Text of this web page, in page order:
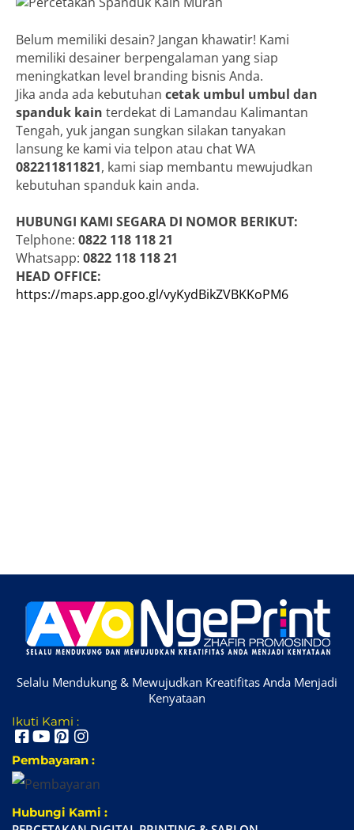
Belum memiliki desain? Jangan khawatir! Kami
memiliki desainer berpengalaman yang siap
meningkatkan level branding bisnis Anda.
Jika anda ada kebutuhan cetak umbul umbul dan
spanduk kain terdekat di Lamandau Kalimantan
Tengah, yuk jangan sungkan silakan tanyakan
lansung ke kami via telpon atau chat WA
082211811821, kami siap membantu mewujudkan
kebutuhan spanduk kain anda.
HUBUNGI KAMI SEGARA DI NOMOR BERIKUT:
Telphone: 0822 118 118 21
Whatsapp: 0822 118 118 21
HEAD OFFICE:
https://maps.app.goo.gl/vyKydBikZVBKKoPM6
Selalu Mendukung & Mewujudkan Kreatifitas Anda Menjadi
Kenyataan
Ikuti Kami :
Pembayaran :
Hubungi Kami :